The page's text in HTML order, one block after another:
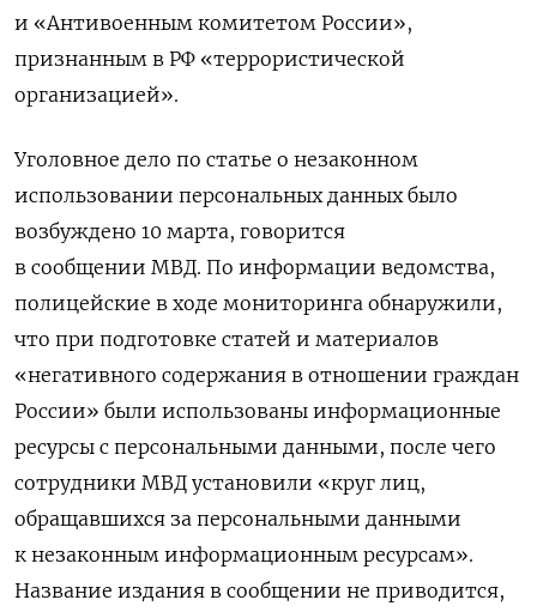
и «Антивоенным комитетом России»,
признанным в РФ «террористической
организацией».
Уголовное дело по статье о незаконном
использовании персональных данных было
возбуждено 10 марта, говорится
в сообщении МВД. По информации ведомства,
полицейские в ходе мониторинга обнаружили,
что при подготовке статей и материалов
«негативного содержания в отношении граждан
России» были использованы информационные
ресурсы с персональными данными, после чего
сотрудники МВД установили «круг лиц,
обращавшихся за персональными данными
к незаконным информационным ресурсам».
Название издания в сообщении не приводится,